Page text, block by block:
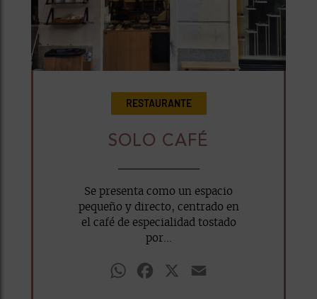
RESTAURANTE
SOLO CAFÉ
Se presenta como un espacio
pequeño y directo, centrado en
el café de especialidad tostado
por...
WhatsAppFacebook